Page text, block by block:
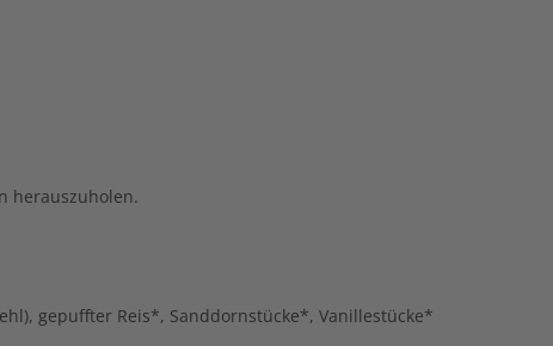
herauszuholen.
gepuffter Reis*, Sanddornstücke*, Vanillestücke*